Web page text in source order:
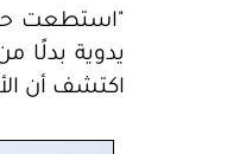
"استطعت
يدوية بدلًا
اكتشف أن